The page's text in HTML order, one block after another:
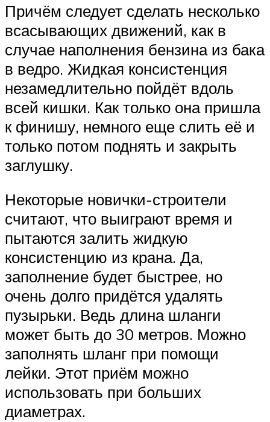
Причём следует сделать несколько
всасывающих движений, как в
случае наполнения бензина из бака
в ведро. Жидкая консистенция
незамедлительно пойдёт вдоль
всей кишки. Как только она пришла
к финишу, немного еще слить её и
только потом поднять и закрыть
заглушку.
Некоторые новички-строители
считают, что выиграют время и
пытаются залить жидкую
консистенцию из крана. Да,
заполнение будет быстрее, но
очень долго придётся удалять
пузырьки. Ведь длина шланги
может быть до 30 метров. Можно
заполнять шланг при помощи
лейки. Этот приём можно
использовать при больших
диаметрах.